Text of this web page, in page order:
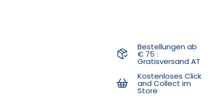
Bestellungen ab
€ 75 :
Gratisversand AT
Kostenloses Click
and Collect im
Store